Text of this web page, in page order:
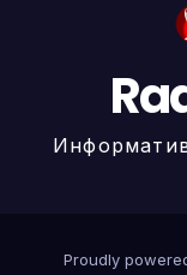
Proudly